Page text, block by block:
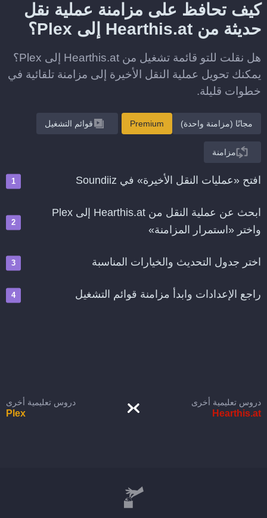
كيف تحافظ على مزامنة عملية نقل
حديثة من Hearthis.at إلى Plex؟
هل نقلت للتو قائمة تشغيل من Hearthis.at إلى Plex؟
يمكنك تحويل عملية النقل الأخيرة إلى مزامنة تلقائية في
خطوات قليلة.
مجانًا (مزامنة واحدة) Premium قوائم التشغيل
مزامنة
افتح «عمليات النقل الأخيرة» في Soundiiz
ابحث عن عملية النقل من Hearthis.at إلى Plex
واختر «استمرار المزامنة»
اختر جدول التحديث والخيارات المناسبة
راجع الإعدادات وابدأ مزامنة قوائم التشغيل
دروس تعليمية أخرى
Hearthis.at
دروس تعليمية أخرى
Plex